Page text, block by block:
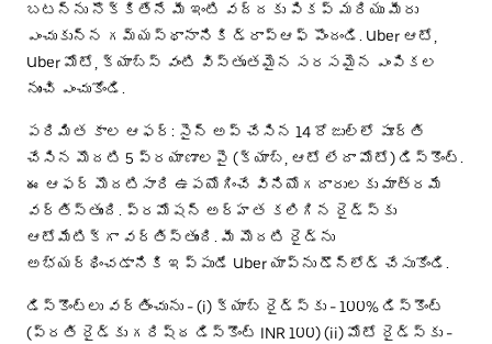
బటన్‌ను నొక్కితేనే మీ ఇంటి వద్దకు పికప్ మరియు మీరు
ఎంచుకున్న గమ్యస్థానానికి డ్రాప్‌ఆఫ్ పొందండి. Uber ఆటో,
Uber మోటో, క్యాబ్స్ వంటి విస్తృతమైన సరసమైన ఎంపికల
నుంచి ఎంచుకోండి.
పరిమిత కాల ఆఫర్: సైన్ అప్ చేసిన 14 రోజుల్లో పూర్తి
చేసిన మొదటి 5 ప్రయాణాలపై (క్యాబ్, ఆటో లేదా మోటో) డిస్కౌంట్.
ఈ ఆఫర్ మొదటిసారి ఉపయోగించే వినియోగదారులకు మాత్రమే
వర్తిస్తుంది. ప్రమోషన్ అర్హత కలిగిన రైడ్స్‌కు
ఆటోమేటిక్‌గా వర్తిస్తుంది. మీ మొదటి రైడ్‌ను
అభ్యర్థించడానికి ఇప్పుడే Uber యాప్‌ను డౌన్‌లోడ్ చేసుకోండి.
డిస్కౌంట్లు వర్తించును - (i) క్యాబ్ రైడ్స్‌కు - 100% డిస్కౌంట్
(ప్రతి రైడ్‌కు గరిష్ఠ డిస్కౌంట్ INR 100) (ii) మోటో రైడ్స్‌కు -